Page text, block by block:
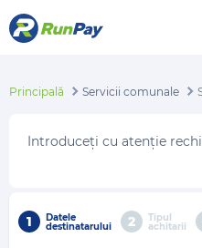
Principală Servicii comunale
1 Datele
destinatarului 2 Tipul
achitarii
Introduceți cu atenție